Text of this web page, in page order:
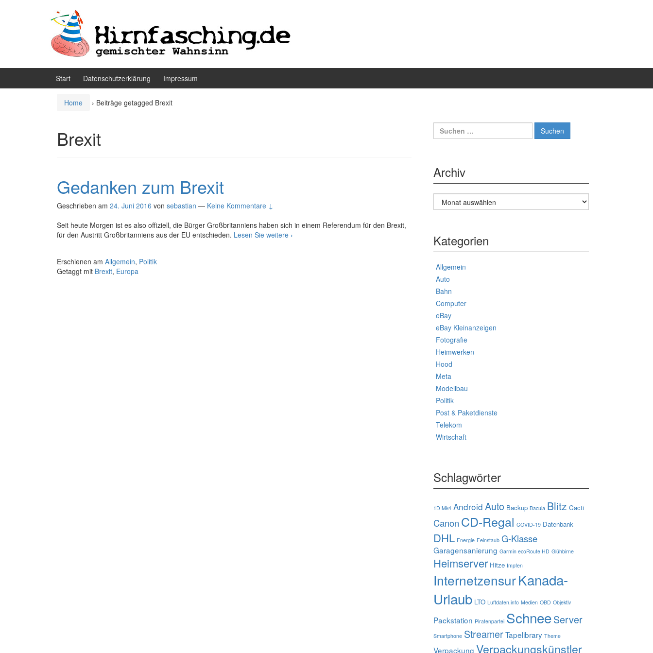
Start Datenschutzerklärung Impressum
Home › Beiträge getagged Brexit
Brexit
Gedanken zum Brexit
Geschrieben am 24. Juni 2016 von sebastian — Keine Kommentare ↓
Seit heute Morgen ist es also offiziell, die Bürger Großbritanniens haben sich in einem Referendum für den Brexit,
für den Austritt Großbritanniens aus der EU entschieden. Lesen Sie weitere Gedanken
›
Erschienen am Allgemein, Politik
Getaggt mit Brexit, Europa
Suche
nach:
Archiv
Archiv
Kategorien
Allgemein
Auto
Bahn
Computer
eBay
eBay Kleinanzeigen
Fotografie
Heimwerken
Hood
Meta
Modellbau
Politik
Post & Paketdienste
Telekom
Wirtschaft
Schlagwörter
1D Mk4 Android Auto Backup Bacula Blitz Cacti
Canon CD-Regal COVID-19 Datenbank
DHL Energie Feinstaub G-Klasse
Garagensanierung Garmin ecoRoute HD Glühbirne
Heimserver Hitze Impfen
InternetzensurKanada-
Urlaub LTO Luftdaten.info Medien OBD Objektiv
Packstation Piratenpartei SchneeServer
Smartphone StreamerTapelibrary Theme
Verpackung Verpackungskünstler